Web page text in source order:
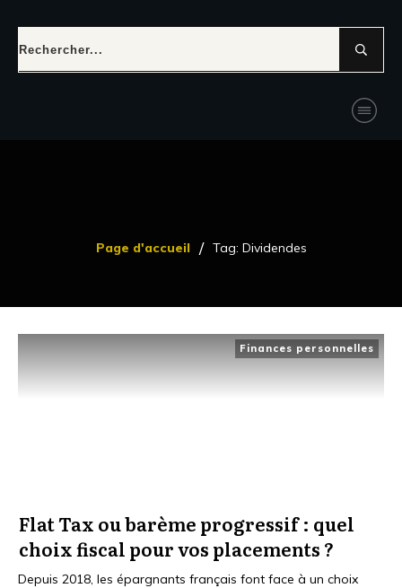
Page d'accueil / Tag: Dividendes
Finances personnelles
Flat Tax ou barème progressif : quel
choix fiscal pour vos placements ?
Depuis 2018, les épargnants français font face à un choix